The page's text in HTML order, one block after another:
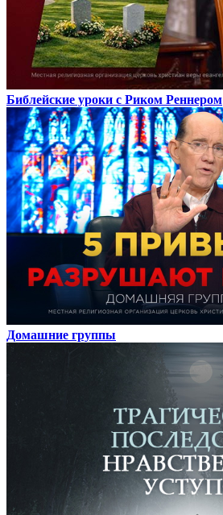
Библейские уроки с Риком Реннером
Домашние группы